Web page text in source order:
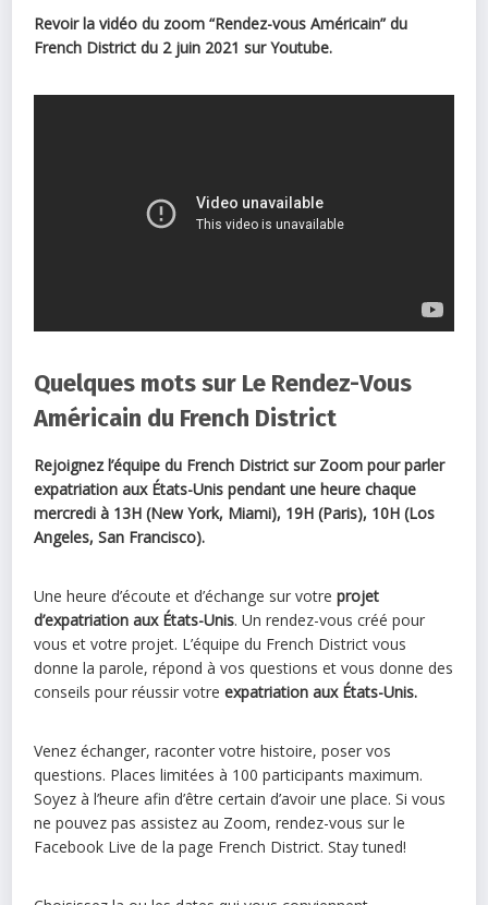
Revoir la vidéo du zoom “Rendez-vous Américain” du
French District du 2 juin 2021 sur Youtube.
Quelques mots sur Le Rendez-Vous
Américain du French District
Rejoignez l’équipe du French District sur Zoom pour parler
expatriation aux États-Unis pendant une heure chaque
mercredi à 13H (New York, Miami), 19H (Paris), 10H (Los
Angeles, San Francisco).
Une heure d’écoute et d’échange sur votreprojet
d’expatriation aux États-Unis. Un rendez-vous créé pour
vous et votre projet. L’équipe du French District vous
donne la parole, répond à vos questions et vous donne des
conseils pour réussir votre expatriation aux États-Unis.
Venez échanger, raconter votre histoire, poser vos
questions. Places limitées à 100 participants maximum.
Soyez à l’heure afin d’être certain d’avoir une place. Si vous
ne pouvez pas assistez au Zoom, rendez-vous sur le
Facebook Live de la page French District. Stay tuned!